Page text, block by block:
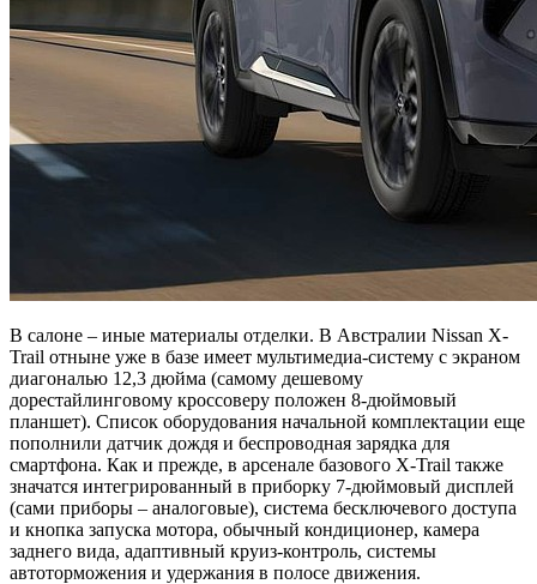
В салоне – иные материалы отделки. В Австралии Nissan X-
Trail отныне уже в базе имеет мультимедиа-систему с экраном
диагональю 12,3 дюйма (самому дешевому
дорестайлинговому кроссоверу положен 8-дюймовый
планшет). Список оборудования начальной комплектации еще
пополнили датчик дождя и беспроводная зарядка для
смартфона. Как и прежде, в арсенале базового X-Trail также
значатся интегрированный в приборку 7-дюймовый дисплей
(сами приборы – аналоговые), система бесключевого доступа
и кнопка запуска мотора, обычный кондиционер, камера
заднего вида, адаптивный круиз-контроль, системы
автоторможения и удержания в полосе движения.